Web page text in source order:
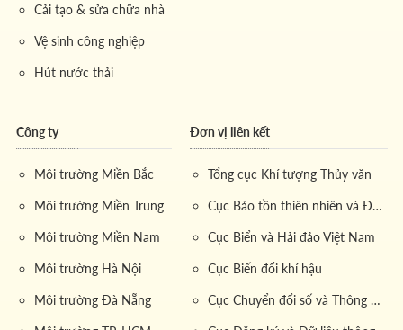
1.3. Chuyên chở bùn hoạt tính xe 8 khối:
Giải pháp linh hoạt cho mọi công trình
Vận chuyển bùn hoạt tính xe 8 khối
này có kích thước vừa phải, dễ dàng di chuyển trong
các khu vực có không gian hạn chế như nhà máy trong
nội đô, các cụm công nghiệp có đường giao thông nội
bộ phức tạp, hoặc các trang trại chăn nuôi.
Linh hoạt : Phù hợp với nhiều quy mô hệ thống, từ nhỏ
đến trung bình.
Cải tạo & sửa chữa nhà
Vệ sinh công nghiệp
Hút nước thải
Công ty
Môi trường Miền Bắc
Môi trường Miền Trung
Môi trường Miền Nam
Môi trường Hà Nội
Môi trường Đà Nẵng
Đơn vị liên kết
Tổng cục Khí tượng Thủy văn
Cục Bảo tồn thiên nhiên và Đa dạng sinh học
Cục Biển và Hải đảo Việt Nam
Cục Biến đổi khí hậu
Cục Chuyển đổi số và Thông tin dữ liệu tài nguyên môi trường